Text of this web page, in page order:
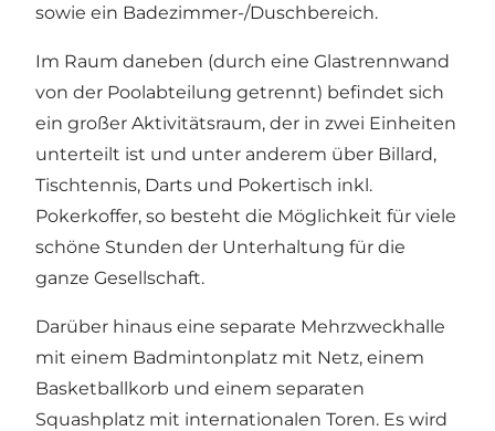
sowie ein Badezimmer-/Duschbereich.
Im Raum daneben (durch eine Glastrennwand
von der Poolabteilung getrennt) befindet sich
ein großer Aktivitätsraum, der in zwei Einheiten
unterteilt ist und unter anderem über Billard,
Tischtennis, Darts und Pokertisch inkl.
Pokerkoffer, so besteht die Möglichkeit für viele
schöne Stunden der Unterhaltung für die
ganze Gesellschaft.
Darüber hinaus eine separate Mehrzweckhalle
mit einem Badmintonplatz mit Netz, einem
Basketballkorb und einem separaten
Squashplatz mit internationalen Toren. Es wird